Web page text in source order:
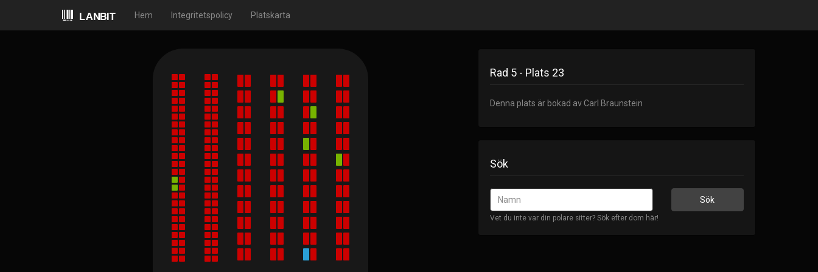
LANBIT Hem Integritetspolicy Platskarta
Rad 5 - Plats 23
Denna plats är bokad av Carl Braunstein
Sök
Vet du inte var din polare sitter? Sök efter dom här!